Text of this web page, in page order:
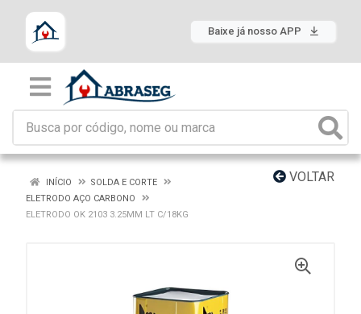
Baixe já nosso APP
VOLTAR
INÍCIO
SOLDA E CORTE
ELETRODO AÇO CARBONO
ELETRODO OK 2103 3.25MM LT C/18KG